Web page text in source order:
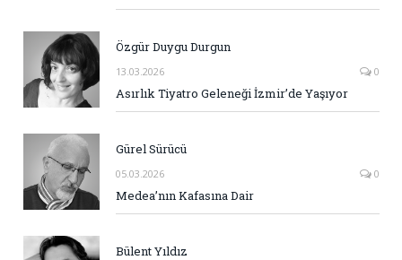
Özgür Duygu Durgun
13.03.2026 0
Asırlık Tiyatro Geleneği İzmir’de Yaşıyor
Gürel Sürücü
05.03.2026 0
Medea’nın Kafasına Dair
Bülent Yıldız